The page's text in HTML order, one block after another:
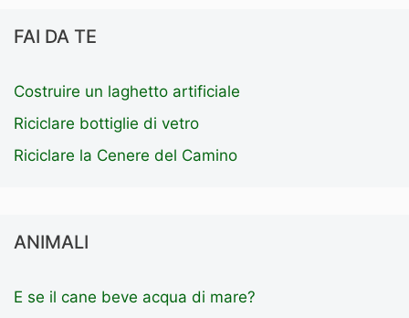
FAI DA TE
Costruire un laghetto artificiale
Riciclare bottiglie di vetro
Riciclare la Cenere del Camino
ANIMALI
E se il cane beve acqua di mare?